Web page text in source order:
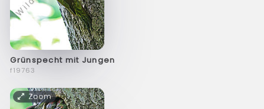
Grünspecht mit Jungen
f19763
Zoom